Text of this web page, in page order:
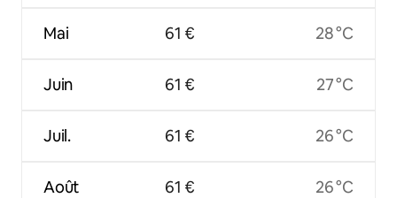
Mai
Juin
Juil.
Août
61 €
61 €
61 €
61 €
28 °C
27 °C
26 °C
26 °C